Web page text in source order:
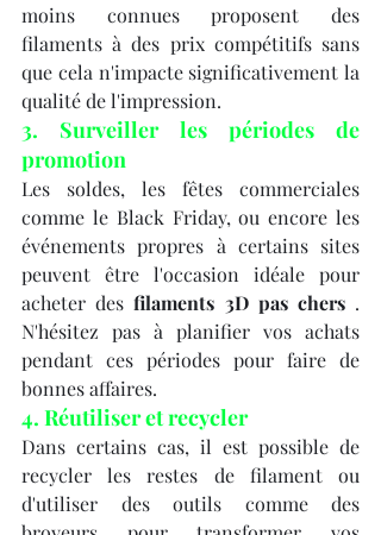
moins connues proposent des
filaments à des prix compétitifs sans
que cela n'impacte significativement la
qualité de l'impression.
3. Surveiller les périodes de
promotion
Les soldes, les fêtes commerciales
comme le Black Friday, ou encore les
événements propres à certains sites
peuvent être l'occasion idéale pour
acheter des filaments 3D pas chers .
N'hésitez pas à planifier vos achats
pendant ces périodes pour faire de
bonnes affaires.
4. Réutiliser et recycler
Dans certains cas, il est possible de
recycler les restes de filament ou
d'utiliser des outils comme des